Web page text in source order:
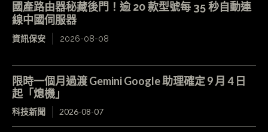
國產路由器秘藏後門！逾 20 款型號每 35 秒自動連
線中國伺服器
資訊保安 2026-08-08
限時一個月過渡 Gemini Google 助理確定 9 月 4 日
起「熄機」
科技新聞 2026-08-07